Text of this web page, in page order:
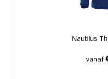
Nautilus
vanaf